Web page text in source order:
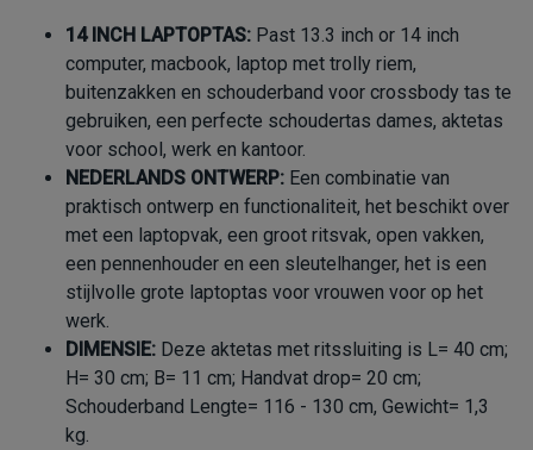
14 INCH LAPTOPTAS: Past 13.3 inch or 14 inch
computer, macbook, laptop met trolly riem,
buitenzakken en schouderband voor crossbody tas te
gebruiken, een perfecte schoudertas dames, aktetas
voor school, werk en kantoor.
NEDERLANDS ONTWERP: Een combinatie van
praktisch ontwerp en functionaliteit, het beschikt over
met een laptopvak, een groot ritsvak, open vakken,
een pennenhouder en een sleutelhanger, het is een
stijlvolle grote laptoptas voor vrouwen voor op het
werk.
DIMENSIE: Deze aktetas met ritssluiting is L= 40 cm;
H= 30 cm; B= 11 cm; Handvat drop= 20 cm;
Schouderband Lengte= 116 - 130 cm, Gewicht= 1,3
kg.